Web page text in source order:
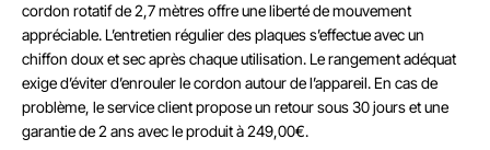
cordon rotatif de 2,7 mètres offre une liberté de mouvement
appréciable. L’entretien régulier des plaques s’effectue avec un
chiffon doux et sec après chaque utilisation. Le rangement adéquat
exige d’éviter d’enrouler le cordon autour de l’appareil. En cas de
problème, le service client propose un retour sous 30 jours et une
garantie de 2 ans avec le produit à 249,00€.